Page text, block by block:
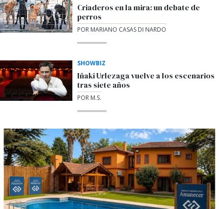
Criaderos en la mira: un debate de
perros
POR MARIANO CASAS DI NARDO
SHOWBIZ
Iñaki Urlezaga vuelve a los escenarios
tras siete años
POR M.S.